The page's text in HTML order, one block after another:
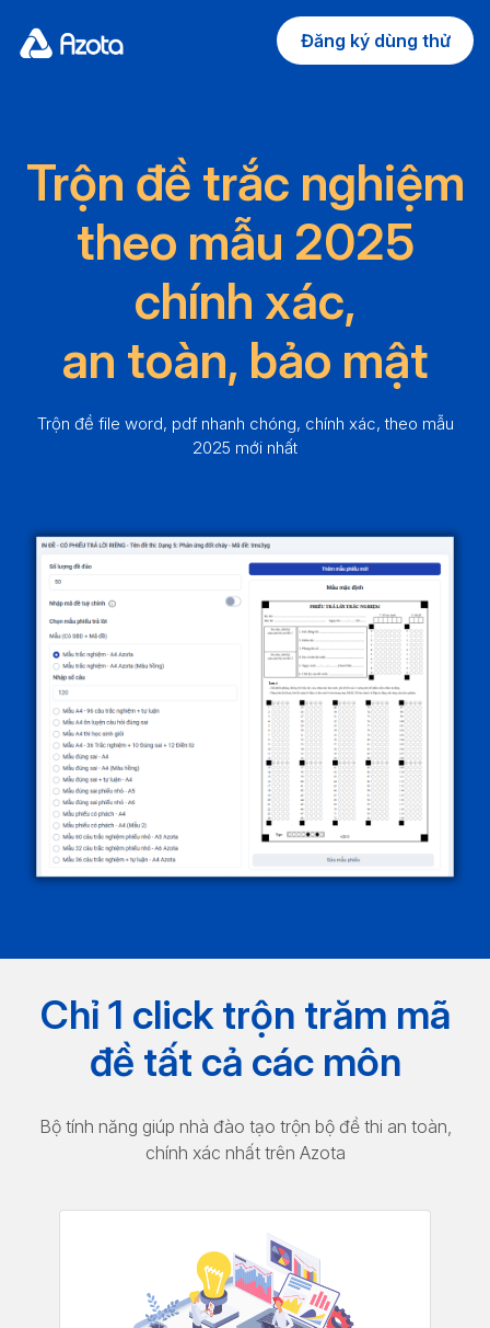
Đăng ký dùng thử
Trộn đề trắc nghiệm
theo mẫu 2025
chính xác,
an toàn, bảo mật
Trộn đề file word, pdf nhanh chóng, chính xác, theo mẫu
2025 mới nhất
Chỉ 1 click trộn trăm mã
đề tất cả các môn
Bộ tính năng giúp nhà đào tạo trộn bộ đề thi an toàn,
chính xác nhất trên Azota